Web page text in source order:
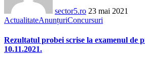
sector5.ro 23 mai 2021
ActualitateAnunțuriConcursuri
Rezultatul probei scrise la examenul de
10.11.2021.